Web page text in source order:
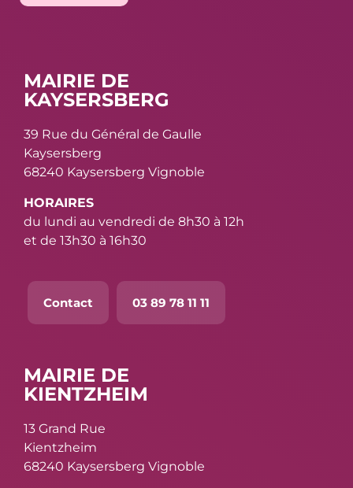
MAIRIE DE
KAYSERSBERG
39 Rue du Général de Gaulle
Kaysersberg
68240 Kaysersberg Vignoble
HORAIRES
du lundi au vendredi de 8h30 à 12h
et de 13h30 à 16h30
Contact 03 89 78 11 11
MAIRIE DE
KIENTZHEIM
13 Grand Rue
Kientzheim
68240 Kaysersberg Vignoble